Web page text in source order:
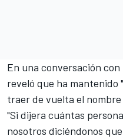
En una conversación con
reveló que ha mantenido
traer de vuelta el nombre
"Si dijera cuántas
nosotros diciéndonos